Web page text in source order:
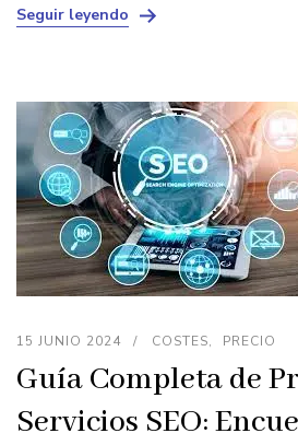
Seguir leyendo
15 JUNIO 2024 COSTES PRECIO
Guía Completa de
Servicios SEO: